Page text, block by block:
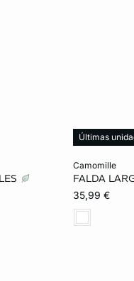
camomille
FALDA
35,99 €
Últimas